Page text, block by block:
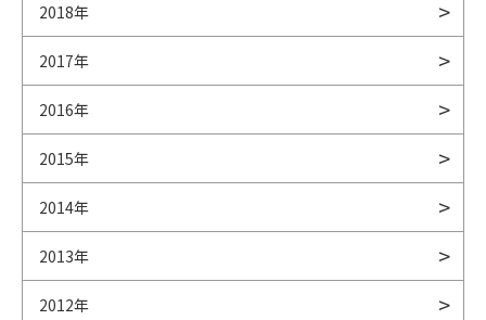
2018年
2017年
2016年
2015年
2014年
2013年
2012年